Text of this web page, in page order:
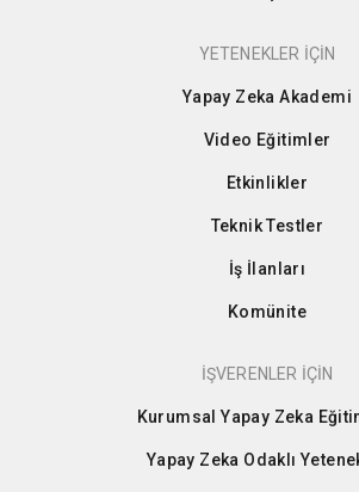
YETENEKLER İÇİN
Yapay Zeka Akademi
Video Eğitimler
Etkinlikler
Teknik Testler
İş İlanları
Komünite
İŞVERENLER İÇİN
Kurumsal Yapay Zeka
Yapay Zeka Odaklı